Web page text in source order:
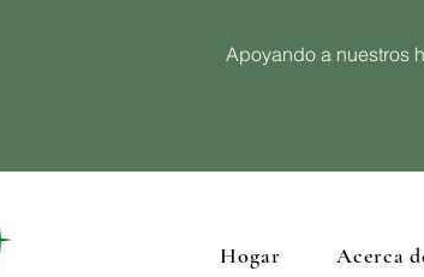
Apoyando a nuestros
Hogar Acerca